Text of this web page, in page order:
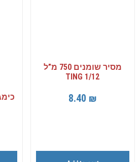
מסיר שומנים 750 מ”ל
TING 1/12
8.40 ₪